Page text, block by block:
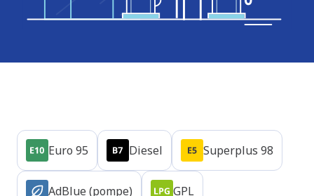
Euro 95 Diesel Superplus 98
AdBlue (pompe) GPL